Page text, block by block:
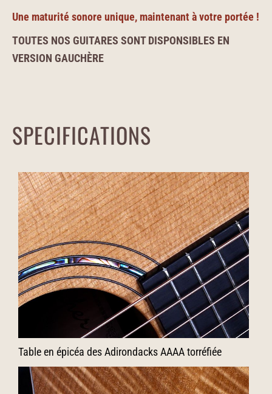
Une maturité sonore unique, maintenant à votre portée !
TOUTES NOS GUITARES SONT DISPONSIBLES EN
VERSION GAUCHÈRE
SPECIFICATIONS
Table en épicéa des Adirondacks AAAA torréfiée